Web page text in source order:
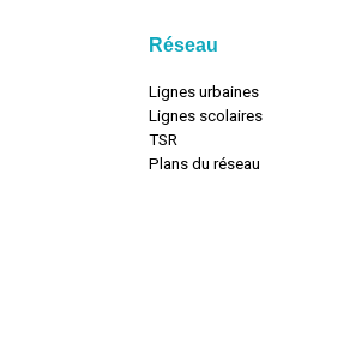
Réseau
Lignes urbaines
Lignes scolaires
TSR
Plans du réseau